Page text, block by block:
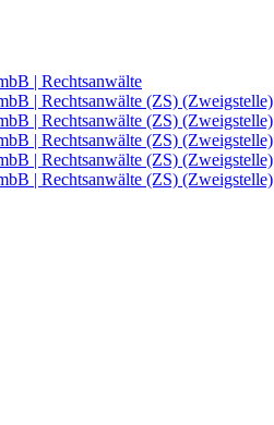
| Rechtsanwälte
| Rechtsanwälte (ZS) (Zweigstelle)
| Rechtsanwälte (ZS) (Zweigstelle)
| Rechtsanwälte (ZS) (Zweigstelle)
| Rechtsanwälte (ZS) (Zweigstelle)
| Rechtsanwälte (ZS) (Zweigstelle)